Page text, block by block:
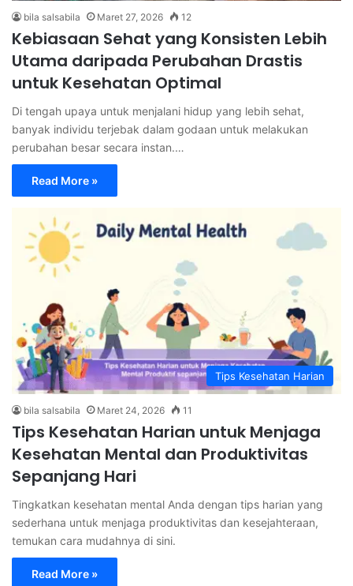
bila salsabila Maret 27, 2026 12
Kebiasaan Sehat yang Konsisten Lebih
Utama daripada Perubahan Drastis
untuk Kesehatan Optimal
Di tengah upaya untuk menjalani hidup yang lebih sehat,
banyak individu terjebak dalam godaan untuk melakukan
perubahan besar secara instan.…
Read More »
Tips Kesehatan Harian
bila salsabila Maret 24, 2026 11
Tips Kesehatan Harian untuk Menjaga
Kesehatan Mental dan Produktivitas
Sepanjang Hari
Tingkatkan kesehatan mental Anda dengan tips harian yang
sederhana untuk menjaga produktivitas dan kesejahteraan,
temukan cara mudahnya di sini.
Read More »